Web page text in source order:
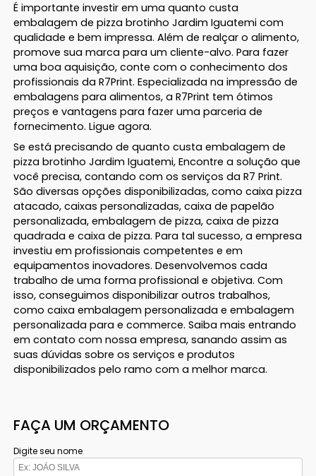
É importante investir em uma quanto custa
embalagem de pizza brotinho Jardim Iguatemi com
qualidade e bem impressa. Além de realçar o alimento,
promove sua marca para um cliente-alvo. Para fazer
uma boa aquisição, conte com o conhecimento dos
profissionais da R7Print. Especializada na impressão de
embalagens para alimentos, a R7Print tem ótimos
preços e vantagens para fazer uma parceria de
fornecimento. Ligue agora.
Se está precisando de quanto custa embalagem de
pizza brotinho Jardim Iguatemi, Encontre a solução que
você precisa, contando com os serviços da R7 Print.
São diversas opções disponibilizadas, como caixa pizza
atacado, caixas personalizadas, caixa de papelão
personalizada, embalagem de pizza, caixa de pizza
quadrada e caixa de pizza. Para tal sucesso, a empresa
investiu em profissionais competentes e em
equipamentos inovadores. Desenvolvemos cada
trabalho de uma forma profissional e objetiva. Com
isso, conseguimos disponibilizar outros trabalhos,
como caixa embalagem personalizada e embalagem
personalizada para e commerce. Saiba mais entrando
em contato com nossa empresa, sanando assim as
suas dúvidas sobre os serviços e produtos
disponibilizados pelo ramo com a melhor marca.
FAÇA UM ORÇAMENTO
Digite seu nome